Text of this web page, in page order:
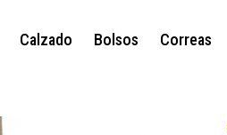
Calzado Bolsos Correas